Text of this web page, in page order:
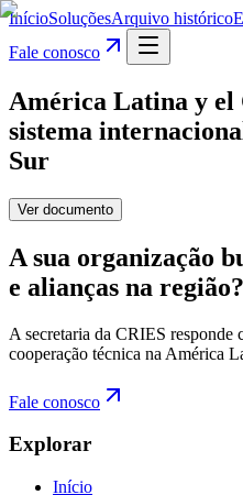
InícioSoluçõesArquivo histórico
Fale conosco
América Latina y el
sistema
Sur
Ver documento
A sua organização
e alianças na região?
A secretaria da CRIES responde
cooperação técnica na América
Fale conosco
Explorar
Início